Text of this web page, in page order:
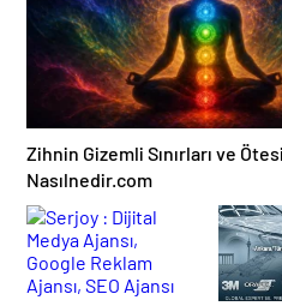
Zihnin Gizemli Sınırları ve
Nasılnedir.com